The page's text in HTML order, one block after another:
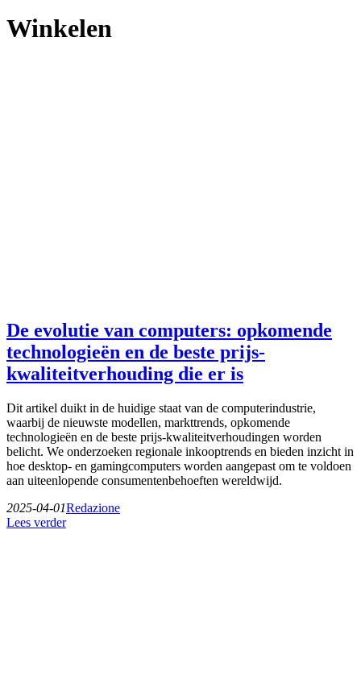
Winkelen
De evolutie van computers: opkomende
technologieën en de beste prijs-
kwaliteitverhouding die er is
Dit artikel duikt in de huidige staat van de computerindustrie,
waarbij de nieuwste modellen, markttrends, opkomende
technologieën en de beste prijs-kwaliteitverhoudingen worden
belicht. We onderzoeken regionale inkooptrends en bieden inzicht in
hoe desktop- en gamingcomputers worden aangepast om te voldoen
aan uiteenlopende consumentenbehoeften wereldwijd.
2025-04-01Redazione
Lees verder